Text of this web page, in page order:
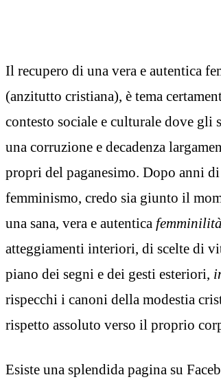
Il recupero di una vera e autentica
(anzitutto cristiana), è tema
contesto sociale e culturale dove gli
una corruzione e decadenza
propri del paganesimo. Dopo anni
femminismo, credo sia giunto il
una sana, vera e autentica femminilità
atteggiamenti interiori, di scelte di
piano dei segni e dei gesti esteriori,
rispecchi i canoni della modestia
rispetto assoluto verso il proprio
Esiste una splendida pagina su